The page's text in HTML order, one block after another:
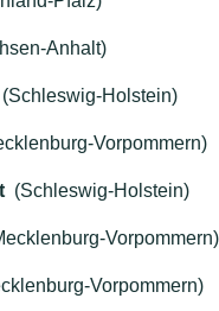
Anhalt)
(Schleswig-Holstein)
Vorpommern)
(Schleswig-Holstein)
Vorpommern)
Vorpommern)